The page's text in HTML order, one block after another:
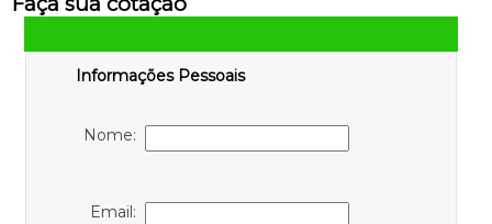
Informações Pessoais
Nome:
Email: